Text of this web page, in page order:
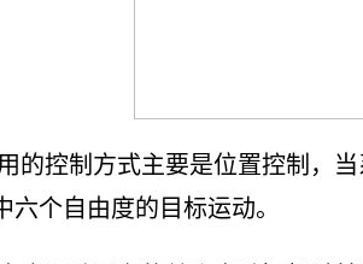
控制方式主要是位置控制，当
个自由度的目标运动。